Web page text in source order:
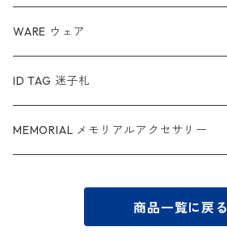
ハーネス
リード
カラー
WARE ウェア
服
スヌード
ID TAG 迷子札
MEMORIAL メモリアルアクセサリー
商品一覧に戻る